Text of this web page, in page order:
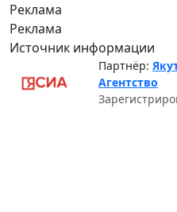
Реклама
Реклама
Источник информации
Партнёр:
Агентство